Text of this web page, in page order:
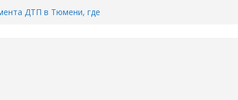
ДТП в Тюмени, где